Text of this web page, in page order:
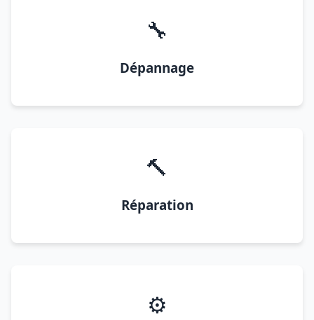
🔧
Dépannage
🔨
Réparation
⚙️